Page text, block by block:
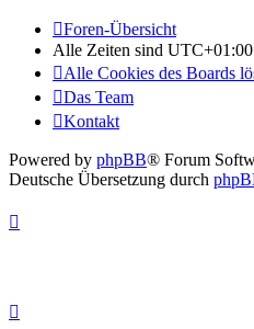
Foren-Übersicht
Alle Zeiten sind UTC+01:00
Alle Cookies des Boards
Das Team
Kontakt
Powered by phpBB® Forum
Deutsche Übersetzung durch